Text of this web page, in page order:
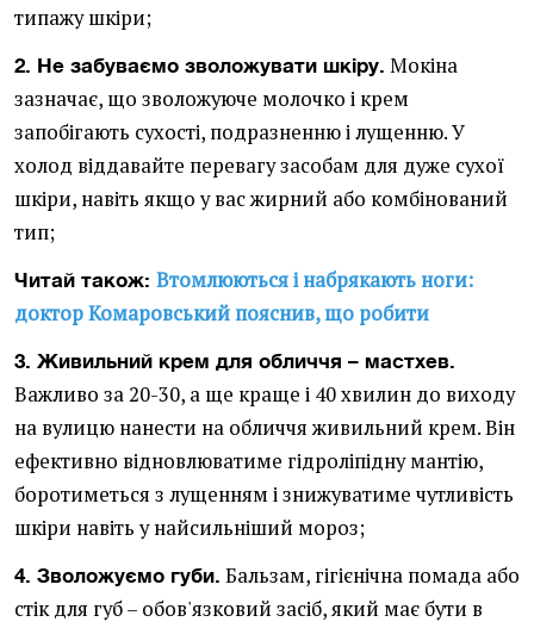
типажу шкіри;
2. Не забуваємо зволожувати шкіру. Мокіна
зазначає, що зволожуюче молочко і крем
запобігають сухості, подразненню і лущенню. У
холод віддавайте перевагу засобам для дуже сухої
шкіри, навіть якщо у вас жирний або комбінований
тип;
Читай також: Втомлюються і набрякають ноги:
доктор Комаровський пояснив, що робити
3. Живильний крем для обличчя – мастхев.
Важливо за 20-30, а ще краще і 40 хвилин до виходу
на вулицю нанести на обличчя живильний крем. Він
ефективно відновлюватиме гідроліпідну мантію,
боротиметься з лущенням і знижуватиме чутливість
шкіри навіть у найсильніший мороз;
4. Зволожуємо губи. Бальзам, гігієнічна помада або
стік для губ – обов'язковий засіб, який має бути в